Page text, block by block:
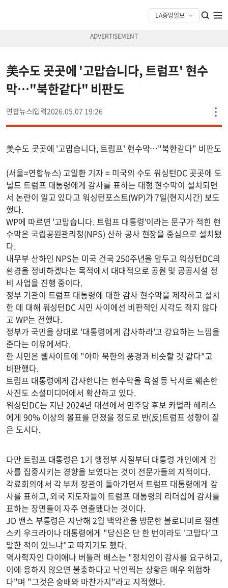
美수도 곳곳에 '고맙습니다, 트럼프' 현수
막…"북한같다" 비판도
연합뉴스 2026.05.07 19:26
美수도 곳곳에 '고맙습니다, 트럼프' 현수막…"북한같다" 비판도
(서울=연합뉴스) 고일환 기자 = 미국의 수도 워싱턴DC 곳곳에 도
널드 트럼프 대통령에게 감사를 표하는 대형 현수막이 설치되면
서 논란이 일고 있다고 워싱턴포스트(WP)가 7일(현지시간) 보도
했다.
WP에 따르면 '고맙습니다. 트럼프 대통령'이라는 문구가 적힌 현
수막은 국립공원관리청(NPS) 산하 공사 현장을 중심으로 설치됐
다.
내무부 산하인 NPS는 미국 건국 250주년을 앞두고 워싱턴DC의
환경을 정비하겠다는 목적에서 대대적으로 공원 및 공공시설 정
비 사업을 진행 중이다.
정부 기관이 트럼프 대통령에 대한 감사 현수막을 제작하고 설치
한 데 대해 워싱턴DC 시민 사이에선 비판적인 시각도 적지 않다
고 WP는 전했다.
정부가 국민을 상대로 '대통령에게 감사하라'고 강요하는 느낌을
준다는 이유에서다.
한 시민은 웹사이트에 "아마 북한의 풍경과 비슷할 것 같다"고
비판했다.
트럼프 대통령에게 감사한다는 현수막을 욕설 등 낙서로 훼손한
사진도 소셜미디어에서 확산하고 있다.
워싱턴DC는 지난 2024년 대선에서 민주당 후보 카멀라 해리스
에게 90% 이상의 몰표를 던졌을 정도로 반(反)트럼프 성향이 짙
은 도시다.
다만 트럼프 대통령은 1기 행정부 시절부터 대통령 개인에게 감
사를 집중시키는 경향을 보였다는 것이 전문가들의 지적이다.
각료회의에서 각 부처 장관이 돌아가면서 트럼프 대통령에게 감
사를 표하고, 외국 지도자들이 트럼프 대통령의 리더십에 감사를
표하는 장면들이 자주 연출됐다는 것이다.
JD 밴스 부통령은 지난해 2월 백악관을 방문한 볼로디미르 젤렌
스키 우크라이나 대통령에게 "당신은 단 한 번이라도 '고맙다'고
말한 적이 있느냐"고 따지기도 했다.
역사학자인 다이애나 버틀러 배스는 "정치인이 감사를 요구하고,
이에 응하지 않으면 불충하다고 낙인찍는 상황은 매우 위험하
다"며 "그것은 숭배와 마찬가지"라고 지적했다.